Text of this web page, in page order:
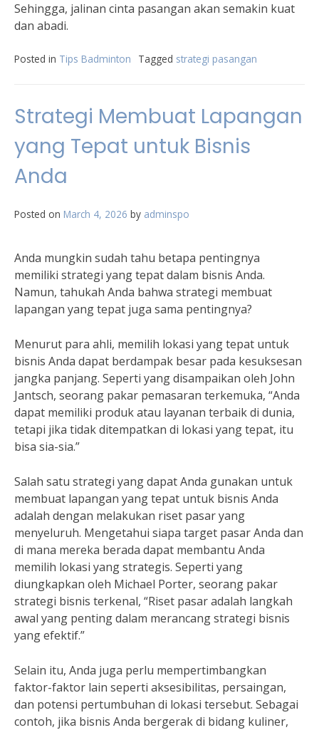
Sehingga, jalinan cinta pasangan akan semakin kuat
dan abadi.
Posted in Tips Badminton Tagged strategi pasangan
Strategi Membuat Lapangan
yang Tepat untuk Bisnis
Anda
Posted on March 4, 2026 by adminspo
Anda mungkin sudah tahu betapa pentingnya
memiliki strategi yang tepat dalam bisnis Anda.
Namun, tahukah Anda bahwa strategi membuat
lapangan yang tepat juga sama pentingnya?
Menurut para ahli, memilih lokasi yang tepat untuk
bisnis Anda dapat berdampak besar pada kesuksesan
jangka panjang. Seperti yang disampaikan oleh John
Jantsch, seorang pakar pemasaran terkemuka, “Anda
dapat memiliki produk atau layanan terbaik di dunia,
tetapi jika tidak ditempatkan di lokasi yang tepat, itu
bisa sia-sia.”
Salah satu strategi yang dapat Anda gunakan untuk
membuat lapangan yang tepat untuk bisnis Anda
adalah dengan melakukan riset pasar yang
menyeluruh. Mengetahui siapa target pasar Anda dan
di mana mereka berada dapat membantu Anda
memilih lokasi yang strategis. Seperti yang
diungkapkan oleh Michael Porter, seorang pakar
strategi bisnis terkenal, “Riset pasar adalah langkah
awal yang penting dalam merancang strategi bisnis
yang efektif.”
Selain itu, Anda juga perlu mempertimbangkan
faktor-faktor lain seperti aksesibilitas, persaingan,
dan potensi pertumbuhan di lokasi tersebut. Sebagai
contoh, jika bisnis Anda bergerak di bidang kuliner,